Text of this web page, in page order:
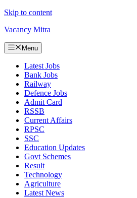
Skip to content
Vacancy Mitra
Menu
Latest Jobs
Bank Jobs
Railway
Defence Jobs
Admit Card
RSSB
Current Affairs
RPSC
SSC
Education Updates
Govt Schemes
Result
Technology
Agriculture
Latest News